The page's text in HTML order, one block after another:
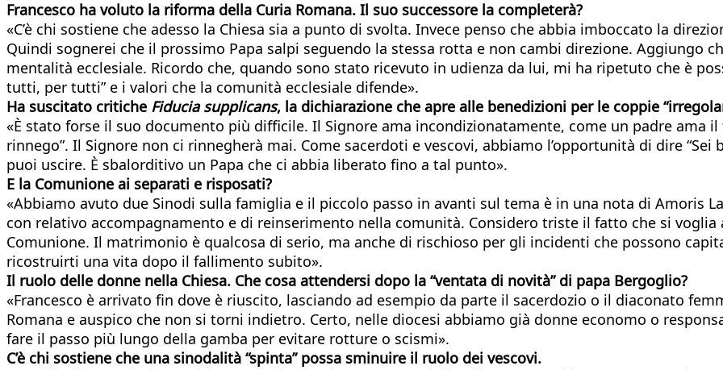
Francesco ha voluto la riforma della Curia Romana. Il suo successore la completerà?
«C’è chi sostiene che adesso la Chiesa sia a punto di svolta. Invece penso che abbia imboccato la
Quindi sognerei che il prossimo Papa salpi seguendo la stessa rotta e non cambi direzione. Aggiungo
mentalità ecclesiale. Ricordo che, quando sono stato ricevuto in udienza da lui, mi ha ripetuto che è
tutti, per tutti” e i valori che la comunità ecclesiale difende».
Ha suscitato critiche Fiducia supplicans, la dichiarazione che apre alle benedizioni per le coppie
«È stato forse il suo documento più difficile. Il Signore ama incondizionatamente, come un padre ama
rinnego”. Il Signore non ci rinnegherà mai. Come sacerdoti e vescovi, abbiamo l’opportunità di dire
puoi uscire. È sbalorditivo un Papa che ci abbia liberato fino a tal punto».
E la Comunione ai separati e risposati?
«Abbiamo avuto due Sinodi sulla famiglia e il piccolo passo in avanti sul tema è in una nota di Amoris
con relativo accompagnamento e di reinserimento nella comunità. Considero triste il fatto che si
Comunione. Il matrimonio è qualcosa di serio, ma anche di rischioso per gli incidenti che possono
ricostruirti una vita dopo il fallimento subito».
Il ruolo delle donne nella Chiesa. Che cosa attendersi dopo la “ventata di novità” di papa Bergoglio?
«Francesco è arrivato fin dove è riuscito, lasciando ad esempio da parte il sacerdozio o il diaconato
Romana e auspico che non si torni indietro. Certo, nelle diocesi abbiamo già donne economo o
fare il passo più lungo della gamba per evitare rotture o scismi».
C’è chi sostiene che una sinodalità “spinta” possa sminuire il ruolo dei vescovi.